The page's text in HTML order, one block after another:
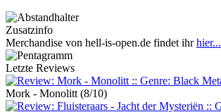
Zusatzinfo
Merchandise von hell-is-open.de findet ihrhier...
Letzte Reviews
Mork - Monolitt (8/10)